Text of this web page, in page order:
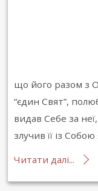
що його разом з
“єдин Свят”,
видав Себе за
злучив її із
Читати далі...